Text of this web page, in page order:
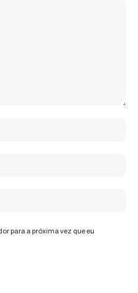
para a próxima vez que eu